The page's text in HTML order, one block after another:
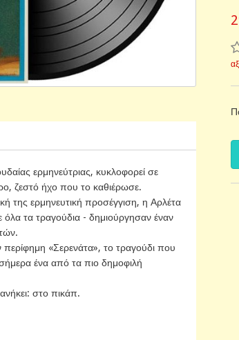
ερμηνεύτριας, κυκλοφορεί σε
ζεστό ήχο που το καθιέρωσε.
της ερμηνευτική προσέγγιση, η Αρλέτα
τα τραγούδια - δημιούργησαν έναν
«Σερενάτα», το τραγούδι που
σήμερα ένα από τα πιο δημοφιλή
στο πικάπ.